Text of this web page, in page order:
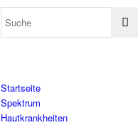
Startseite
Spektrum
Hautkrankheiten